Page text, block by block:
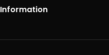
Information